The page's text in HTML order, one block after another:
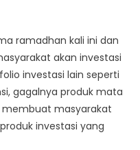
ramadhan kali ini dan
akan investasi
investasi lain seperti
gagalnya produk mata
masyarakat
investasi yang